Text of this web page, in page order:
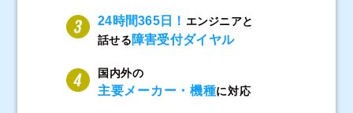
24時間365日！ エンジニアと
話せる障害受付ダイヤル
国内外の
主要メーカー・機種に対応